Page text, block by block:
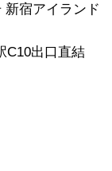
新宿アイランド
C10出口直結